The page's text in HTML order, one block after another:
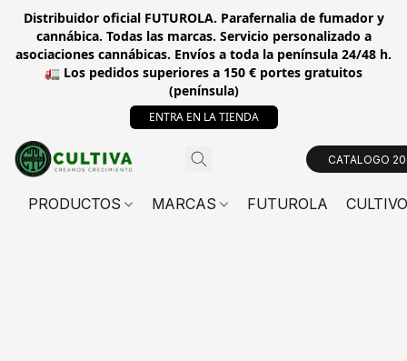
Distribuidor oficial FUTUROLA. Parafernalia de fumador y
cannábica. Todas las marcas. Servicio personalizado a
asociaciones cannábicas. Envíos a toda la península 24/48 h.
🚛 Los pedidos superiores a 150 € portes gratuitos
(península)
ENTRA EN LA TIENDA
CATALOGO
PRODUCTOS MARCAS FUTUROLA